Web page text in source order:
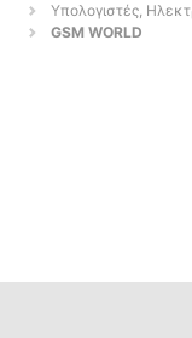
Υπολογιστές,
GSM WORLD